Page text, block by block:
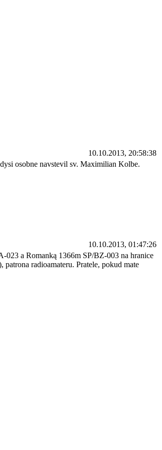
10.10.2013, 20:58:38
osobne navstevil sv. Maximilian Kolbe.
10.10.2013, 01:47:26
a Romanką 1366m SP/BZ-003 na hranice
radioamateru. Pratele, pokud mate